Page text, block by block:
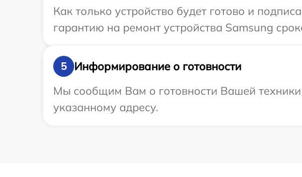
Как только устройство будет готово и
гарантию на ремонт устройства Samsung
5
Информирование о готовности
Мы сообщим Вам о готовности Вашей
указанному адресу.